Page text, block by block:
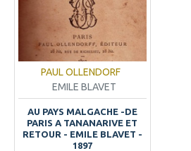
PAUL OLLENDORF
EMILE BLAVET
AU PAYS MALGACHE -DE
PARIS A TANANARIVE ET
RETOUR - EMILE BLAVET -
1897